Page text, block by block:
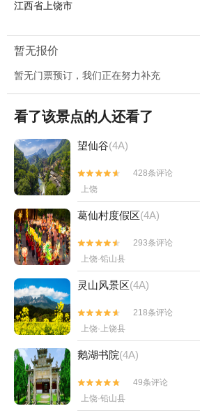
江西省上饶市
暂无报价
暂无门票预订，我们正在努力补充
看了该景点的人还看了
望仙谷(4A)


428条评论
上饶
葛仙村度假区(4A)


293条评论
上饶·铅山县
灵山风景区(4A)


218条评论
上饶·上饶县
鹅湖书院(4A)


49条评论
上饶·铅山县